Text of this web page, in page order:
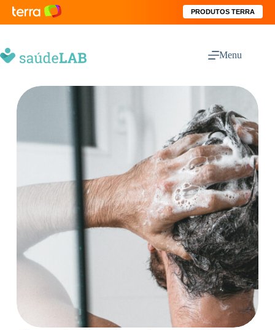
PRODUTOS TERRA
Menu